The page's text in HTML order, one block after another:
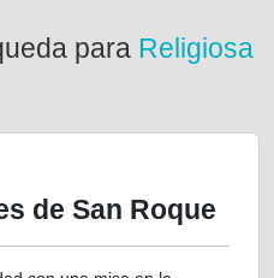
para Religiosa
de San Roque